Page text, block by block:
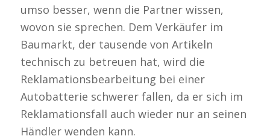
umso besser, wenn die Partner wissen,
wovon sie sprechen. Dem Verkäufer im
Baumarkt, der tausende von Artikeln
technisch zu betreuen hat, wird die
Reklamationsbearbeitung bei einer
Autobatterie schwerer fallen, da er sich im
Reklamationsfall auch wieder nur an seinen
Händler wenden kann.